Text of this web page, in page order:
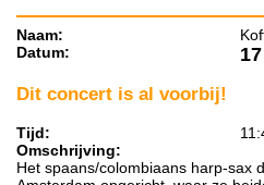
Naam:
Datum:
Dit concert is al voorbij!
Tijd:
Omschrijving:
Het spaans/colombiaans harp-sax